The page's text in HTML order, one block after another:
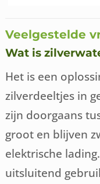
Veelgestelde
Wat is
Het is een
zilverdeeltjes in
zijn doorgaans
groot en blijven
elektrische
uitsluitend